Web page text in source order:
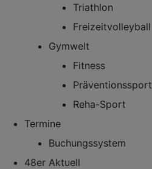
Triathlon
Freizeitvolleyball
Gymwelt
Fitness
Präventionssport
Reha-Sport
Termine
Buchungssystem
48er Aktuell